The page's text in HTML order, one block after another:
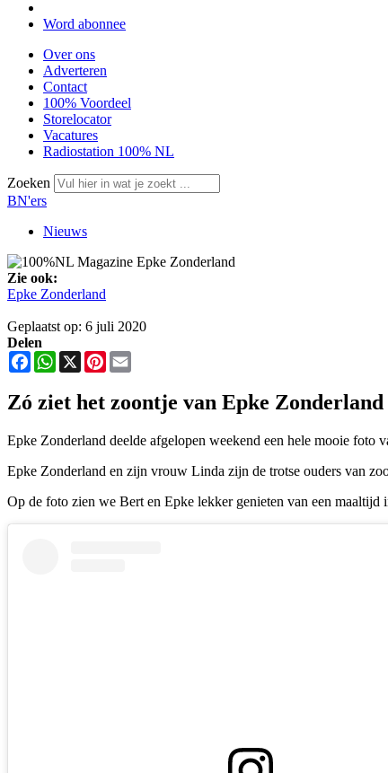
Word abonnee
Over ons
Adverteren
Contact
100% Voordeel
Storelocator
Vacatures
Radiostation 100% NL
Zoeken
BN'ers
Nieuws
Zie ook:
Epke Zonderland
Geplaatst op: 6 juli 2020
Delen
FacebookWhatsApp
X Pinterest
Zó ziet het zoontje van Epke
Epke Zonderland deelde afgelopen weekend een hele mooie foto
Epke Zonderland en zijn vrouw Linda zijn de trotse ouders van
Op de foto zien we Bert en Epke lekker genieten van een maaltijd